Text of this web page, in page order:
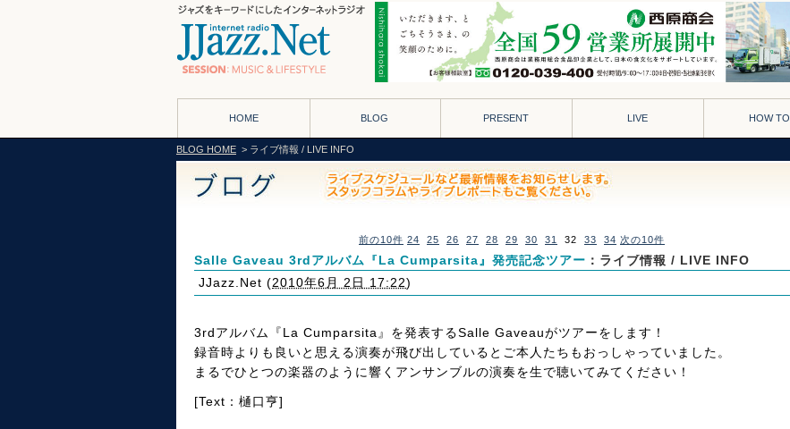
HOME BLOG PRESENT LIVE HOW TO
BLOG HOME > ライブ情報 / LIVE INFO
前の10件 24 25 26 27 28 29 30 31 32 33 34 次の10件
Salle Gaveau 3rdアルバム『La Cumparsita』発売記念ツアー ：ライブ情報 / LIVE INFO
JJazz.Net (2010年6月 2日 17:22)
3rdアルバム『La Cumparsita』を発表するSalle Gaveauがツアーをします！
録音時よりも良いと思える演奏が飛び出しているとご本人たちもおっしゃっていました。
まるでひとつの楽器のように響くアンサンブルの演奏を生で聴いてみてください！
[Text：樋口亨]